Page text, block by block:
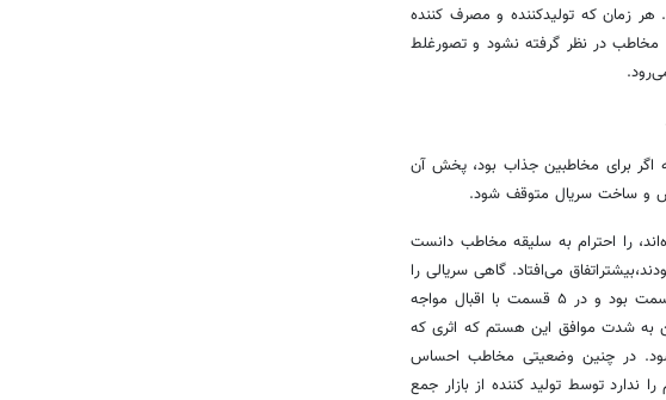
زمان که تولیدکننده و مصرف کننده
مخاطب در نظر گرفته نشود و تصورغلط
برای مخاطبین جذاب بود، پخش آن
پخش و ساخت سریال متوقف شود.
را احترام به سلیقه مخاطب دانست
می‌افتاد. گاهی سریالی را
کوتاه می‌کردند و گاهی پخش آن را متوقف می‌کردند. مثلا اگر سریالی ۲۰ قسمت بود و در ۵ قسمت با اقبال مواجه
من به شدت موافق این هستم که اثری که
‌در چنین وضعیتی مخاطب احساس
ندارد توسط تولید کننده از بازار جمع